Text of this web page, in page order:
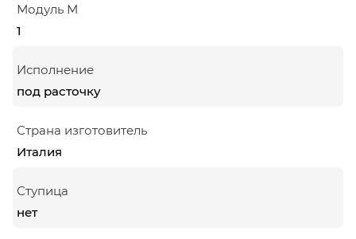
Модуль М
1
Исполнение
под расточку
Страна изготовитель
Италия
Ступица
нет